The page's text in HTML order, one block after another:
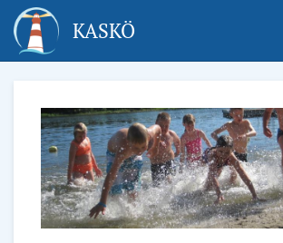
Hoppa
till
huvudinnehåll
KASKÖ